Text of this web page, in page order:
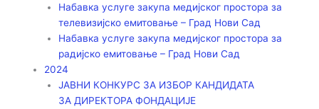
Набавка услуге закупа медијског простора за
телевизијско емитовање – Град Нови Сад
Набавка услуге закупа медијског простора за
радијско емитовање – Град Нови Сад
2024
ЈАВНИ КОНКУРС ЗА ИЗБОР КАНДИДАТА
ЗА ДИРЕКТОРА ФОНДАЦИЈЕ